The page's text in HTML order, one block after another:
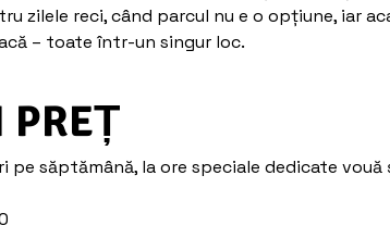
zilele reci, când parcul nu e o opțiune, iar
– toate într-un singur loc.
PREȚ
pe săptămână, la ore speciale dedicate vouă